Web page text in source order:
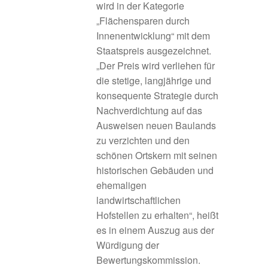
Herausforderungen und Problemlagen
Informations- und Vernetzungsplattformen
Innenentwicklung
Innenentwicklung
Innenentwicklung in der ILE-Region Rothenburg
Innenentwicklung in ländlichen Räumen
Innenentwicklung und Flächensparen
Innenentwicklungsmaßnahmen
wird in der Kategorie
„Flächensparen durch
Innenentwicklung“ mit dem
Staatspreis ausgezeichnet.
„Der Preis wird verliehen für
die stetige, langjährige und
konsequente Strategie durch
Nachverdichtung auf das
Ausweisen neuen Baulands
zu verzichten und den
schönen Ortskern mit seinen
historischen Gebäuden und
ehemaligen
landwirtschaftlichen
Hofstellen zu erhalten“, heißt
es in einem Auszug aus der
Würdigung der
Bewertungskommission.